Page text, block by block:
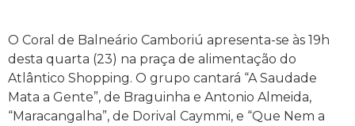
O Coral de Balneário Camboriú apresenta-se às 19h
desta quarta (23) na praça de alimentação do
Atlântico Shopping. O grupo cantará “A Saudade
Mata a Gente”, de Braguinha e Antonio Almeida,
“Maracangalha”, de Dorival Caymmi, e “Que Nem a